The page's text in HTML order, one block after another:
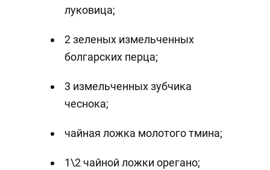
луковица;
2 зеленых измельченных
болгарских перца;
3 измельченных зубчика
чеснока;
чайная ложка молотого тмина;
1\2 чайной ложки орегано;